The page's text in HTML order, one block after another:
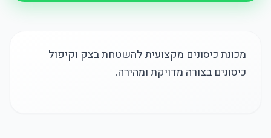
מכונת כיסונים מקצועית להשטחת בצק וקיפול
כיסונים בצורה מדויקת ומהירה.